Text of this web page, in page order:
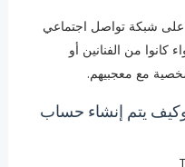
شبكة تواصل اجتماعي
كانوا من الفنانين أو
مع معجبيهم.
وكيف يتم إنشاء حساب